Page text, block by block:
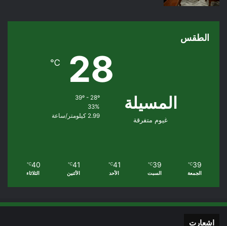
الطقس
المسيلة
غيوم متفرقة
28
℃
39º - 28º
33%
2.99 كيلومتر/ساعة
39
℃
الجمعة
39
℃
السبت
41
℃
الأحد
41
℃
الأثنين
40
℃
الثلاثاء
اشعارت